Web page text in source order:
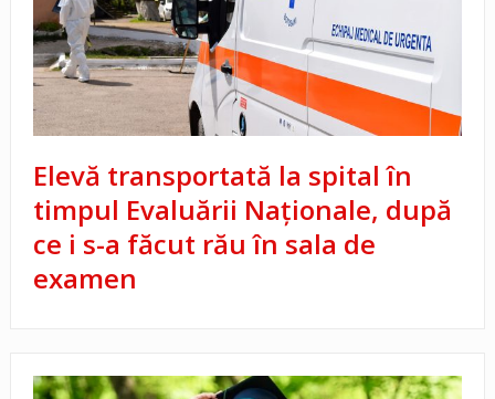
Elevă transportată la spital în
timpul Evaluării Naționale, după
ce i s-a făcut rău în sala de
examen